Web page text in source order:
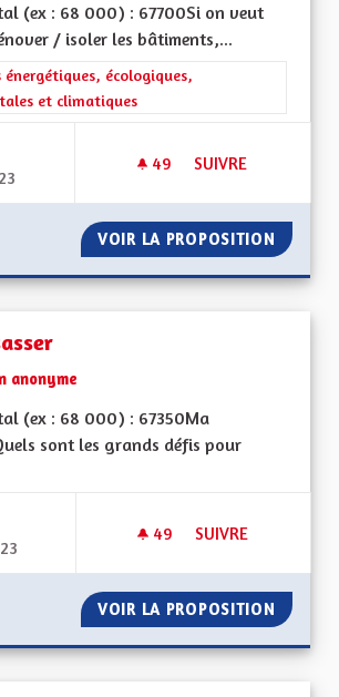
(ex : 68 000) : 67700Si on veut
/ isoler les bâtiments,...
de la catégorie : Les transitions
écologiques,
et climatiques
49 49 ABONNÉS
SUIVRE
VOIR LA PROPOSITION
anonyme
(ex : 68 000) : 67350Ma
sont les grands défis pour
49 49 ABONNÉS
SUIVRE
VOIR LA PROPOSITION J'A